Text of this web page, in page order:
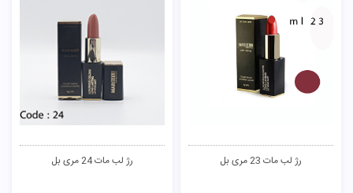
رژ لب مات 23 مری بل رژ لب مات 24 مری بل